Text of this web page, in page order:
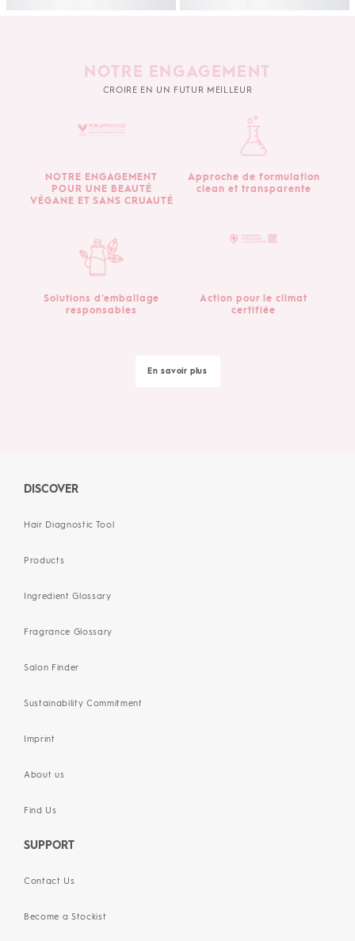
NOTRE ENGAGEMENT
CROIRE EN UN FUTUR MEILLEUR
En savoir plus
NOTRE ENGAGEMENT
POUR UNE BEAUTÉ
VÉGANE ET SANS CRUAUTÉ
Approche de formulation
clean et transparente
Solutions d’emballage
responsables
Action pour le climat
certifiée
DISCOVER
Hair Diagnostic Tool
Products
Ingredient Glossary
Fragrance Glossary
Salon Finder
Sustainability Commitment
Imprint
About us
Find Us
SUPPORT
Contact Us
Become a Stockist